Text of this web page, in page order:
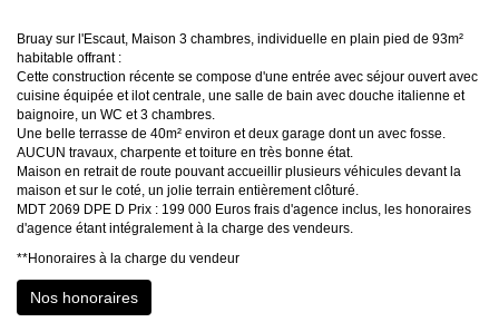
Bruay sur l'Escaut, Maison 3 chambres, individuelle en plain pied de 93m²
habitable offrant :
Cette construction récente se compose d'une entrée avec séjour ouvert avec
cuisine équipée et ilot centrale, une salle de bain avec douche italienne et
baignoire, un WC et 3 chambres.
Une belle terrasse de 40m² environ et deux garage dont un avec fosse.
AUCUN travaux, charpente et toiture en très bonne état.
Maison en retrait de route pouvant accueillir plusieurs véhicules devant la
maison et sur le coté, un jolie terrain entièrement clôturé.
MDT 2069 DPE D Prix : 199 000 Euros frais d'agence inclus, les honoraires
d'agence étant intégralement à la charge des vendeurs.
**Honoraires à la charge du vendeur
Nos honoraires